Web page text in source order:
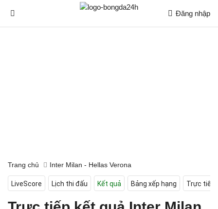
Đăng nhập
Trang chủ Inter Milan - Hellas Verona
LiveScore Lịch thi đấu Kết quả Bảng xếp hạng Trực tiếp